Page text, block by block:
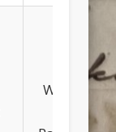
Wenanty,
Emilia